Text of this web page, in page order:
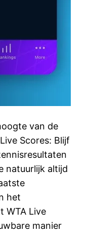
van de
Scores: Blijf
natuurlijk altijd
het
WTA Live
manier